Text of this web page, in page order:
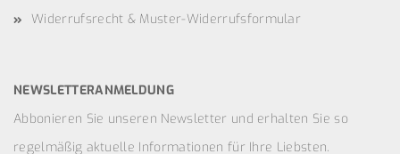
Widerrufsrecht & Muster-Widerrufsformular
NEWSLETTERANMELDUNG
Abbonieren Sie unseren Newsletter und erhalten Sie so
regelmäßig aktuelle Informationen für Ihre Liebsten.